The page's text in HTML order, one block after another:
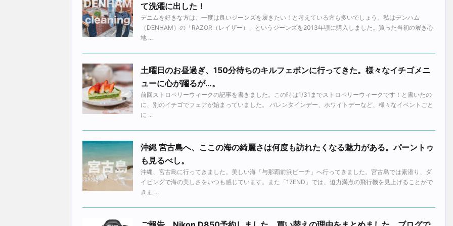
て洗濯に出した！
デニムを好きな方は、一度は良いジーンズを履きたい！と考えている方も多いでしょう。私はデンハム
（DENHAM）の「RAZOR（レイザー）」というジーンズを2013年頃に購入しました。買った当初の履き心
地 ...
土曜日のお昼過ぎ、150分待ちのキルフェボンに行ってきた。様々なイチゴメニ
ューに心が躍るが…。
前回ストロベリーウィークの記事を書きました。この時は1/31までストロベリーウィークです！と書いたの
に、別のイチゴでフェアが始まっていました。 バレンタインデー、ホワイトデーなど、様々なイベントごと
に ...
沖縄 宮古島へ、ここの海の綺麗さは何度も訪れたくなる魅力がある。パーントゥ
も見るべし。
沖縄、宮古島に行ってきました。美しい海「与那覇前浜ビーチ」へ行ってきました。宮古島では素潜り、ダ
イビングで海の美しさをいつも感じています。また「17END」では、迫力満点の飛行機を見上げることがで
きま ...